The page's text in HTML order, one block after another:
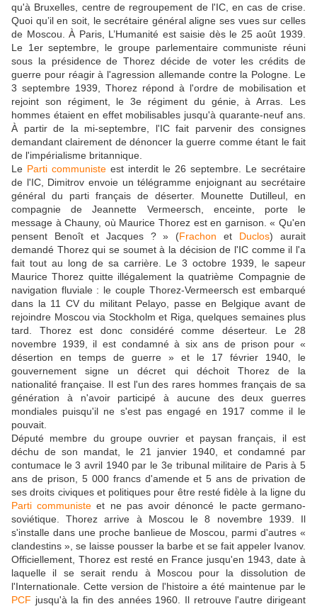
qu'à Bruxelles, centre de regroupement de l'IC, en cas de crise.
Quoi qu’il en soit, le secrétaire général aligne ses vues sur celles
de Moscou. À Paris, L’Humanité est saisie dès le 25 août 1939.
Le 1er septembre, le groupe parlementaire communiste réuni
sous la présidence de Thorez décide de voter les crédits de
guerre pour réagir à l'agression allemande contre la Pologne. Le
3 septembre 1939, Thorez répond à l'ordre de mobilisation et
rejoint son régiment, le 3e régiment du génie, à Arras. Les
hommes étaient en effet mobilisables jusqu'à quarante-neuf ans.
À partir de la mi-septembre, l'IC fait parvenir des consignes
demandant clairement de dénoncer la guerre comme étant le fait
de l'impérialisme britannique.
Le Parti communiste est interdit le 26 septembre. Le secrétaire
de l'IC, Dimitrov envoie un télégramme enjoignant au secrétaire
général du parti français de déserter. Mounette Dutilleul, en
compagnie de Jeannette Vermeersch, enceinte, porte le
message à Chauny, où Maurice Thorez est en garnison. « Qu'en
pensent Benoît et Jacques ? » (Frachon et Duclos) aurait
demandé Thorez qui se soumet à la décision de l'IC comme il l'a
fait tout au long de sa carrière. Le 3 octobre 1939, le sapeur
Maurice Thorez quitte illégalement la quatrième Compagnie de
navigation fluviale : le couple Thorez-Vermeersch est embarqué
dans la 11 CV du militant Pelayo, passe en Belgique avant de
rejoindre Moscou via Stockholm et Riga, quelques semaines plus
tard. Thorez est donc considéré comme déserteur. Le 28
novembre 1939, il est condamné à six ans de prison pour «
désertion en temps de guerre » et le 17 février 1940, le
gouvernement signe un décret qui déchoit Thorez de la
nationalité française. Il est l'un des rares hommes français de sa
génération à n'avoir participé à aucune des deux guerres
mondiales puisqu'il ne s'est pas engagé en 1917 comme il le
pouvait.
Député membre du groupe ouvrier et paysan français, il est
déchu de son mandat, le 21 janvier 1940, et condamné par
contumace le 3 avril 1940 par le 3e tribunal militaire de Paris à 5
ans de prison, 5 000 francs d'amende et 5 ans de privation de
ses droits civiques et politiques pour être resté fidèle à la ligne du
Parti communiste et ne pas avoir dénoncé le pacte germano-
soviétique. Thorez arrive à Moscou le 8 novembre 1939. Il
s'installe dans une proche banlieue de Moscou, parmi d'autres «
clandestins », se laisse pousser la barbe et se fait appeler Ivanov.
Officiellement, Thorez est resté en France jusqu'en 1943, date à
laquelle il se serait rendu à Moscou pour la dissolution de
l'Internationale. Cette version de l'histoire a été maintenue par le
PCF jusqu'à la fin des années 1960. Il retrouve l'autre dirigeant